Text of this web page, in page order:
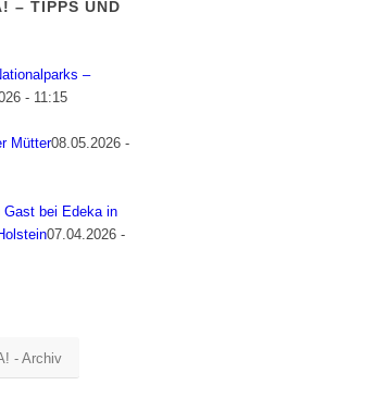
– TIPPS UND
–
- 11:15
Mütter08.05.2026 -
Gast bei Edeka in
07.04.2026 -
- Archiv